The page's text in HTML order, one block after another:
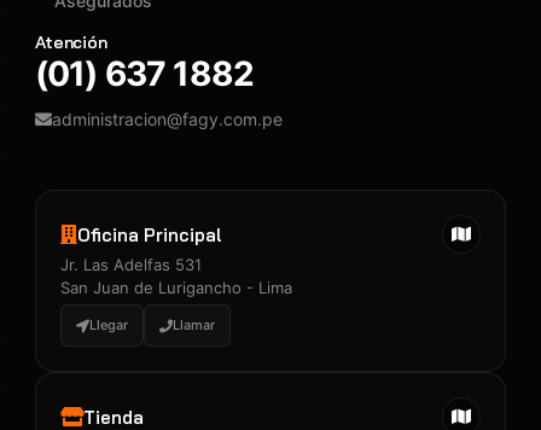
Atención
(01) 637 1882
administracion@fagy.com.pe
Oficina Principal
Jr. Las Adelfas 531
San Juan de Lurigancho - Lima
Llegar Llamar
Tienda